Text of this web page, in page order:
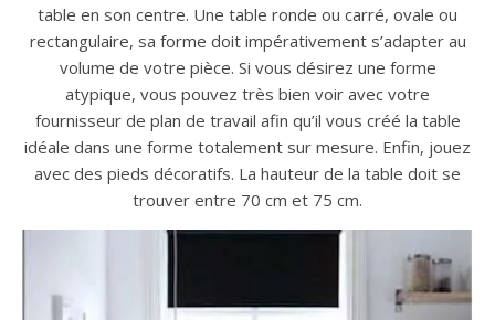
table en son centre. Une table ronde ou carré, ovale ou
rectangulaire, sa forme doit impérativement s’adapter au
volume de votre pièce. Si vous désirez une forme
atypique, vous pouvez très bien voir avec votre
fournisseur de plan de travail afin qu’il vous créé la table
idéale dans une forme totalement sur mesure. Enfin, jouez
avec des pieds décoratifs. La hauteur de la table doit se
trouver entre 70 cm et 75 cm.